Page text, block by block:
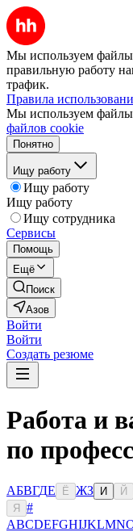
Мы используем файлы
правильную работу
трафик.
Правила
Мы используем файлы
файлов cookie
Понятно
Ищу работу
Ищу работу
Ищу работу
Ищу сотрудника
Сервисы
Помощь
Ещё
Поиск
Азов
Войти
Войти
Создать резюме
Работа и
по
АБВГДЕ Ё ЖЗ И Й
Я
#
ABCDEFGHIJKLMN